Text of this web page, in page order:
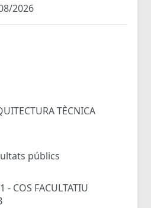
2026
TÈCNICA
públics
- COS FACULTATIU